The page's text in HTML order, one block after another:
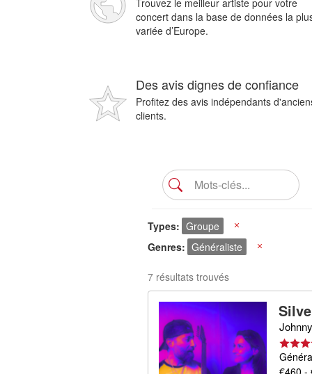
Trouvez le meilleur artiste pour votre
concert dans la base de données la
variée d’Europe.
Des avis dignes de confiance
Profitez des avis indépendants
clients.
Types Groupe
Genres
Généraliste
7 résultats trouvés
€460 -